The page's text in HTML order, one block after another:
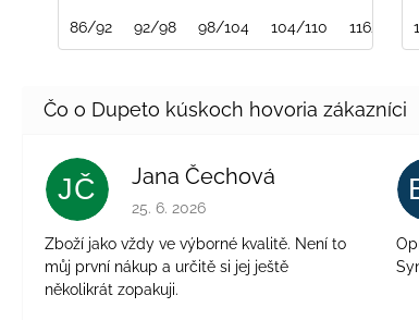
86/92 92/98 98/104 104/110 116/122
JČ Jana Čechová
Hodnotenie obchodu je 5 z 5 hviezdičiek.
25. 6. 2026
Zboží jako vždy ve výborné kvalitě. Není to
můj první nákup a určitě si jej ještě
několikrát zopakuji.